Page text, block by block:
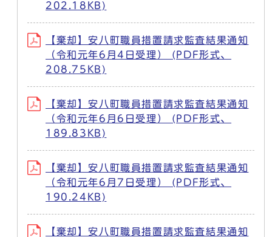
202.18KB)
【棄却】安八町職員措置請求監査結果通知
（令和元年6月4日受理） (PDF形式、
208.75KB)
【棄却】安八町職員措置請求監査結果通知
（令和元年6月6日受理） (PDF形式、
189.83KB)
【棄却】安八町職員措置請求監査結果通知
（令和元年6月7日受理） (PDF形式、
190.24KB)
【棄却】安八町職員措置請求監査結果通知